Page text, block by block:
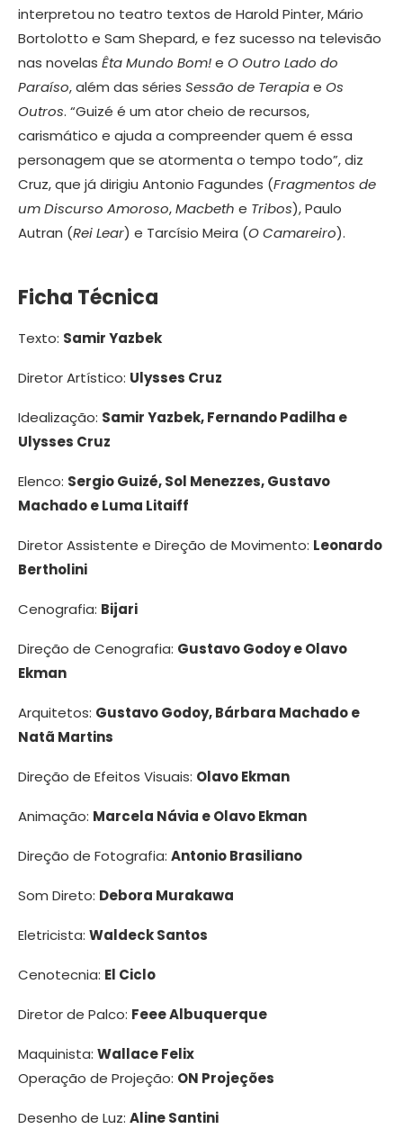
interpretou no teatro textos de Harold Pinter, Mário
Bortolotto e Sam Shepard, e fez sucesso na televisão
nas novelas Êta Mundo Bom!e O Outro Lado do
Paraíso, além das séries Sessão de Terapiae Os
Outros. “Guizé é um ator cheio de recursos,
carismático e ajuda a compreender quem é essa
personagem que se atormenta o tempo todo”, diz
Cruz, que já dirigiu Antonio Fagundes (Fragmentos de
um Discurso Amoroso,Macbeth e Tribos), Paulo
Autran (Rei Lear) e Tarcísio Meira (O Camareiro).
Ficha Técnica
Texto: Samir Yazbek
Diretor Artístico: Ulysses Cruz
Idealização: Samir Yazbek, Fernando Padilha e
Ulysses Cruz
Elenco: Sergio Guizé, Sol Menezzes, Gustavo
Machado e Luma Litaiff
Diretor Assistente e Direção de Movimento: Leonardo
Bertholini
Cenografia: Bijari
Direção de Cenografia: Gustavo Godoy e Olavo
Ekman
Arquitetos: Gustavo Godoy, Bárbara Machado e
Natã Martins
Direção de Efeitos Visuais: Olavo Ekman
Animação: Marcela Návia e Olavo Ekman
Direção de Fotografia: Antonio Brasiliano
Som Direto: Debora Murakawa
Eletricista: Waldeck Santos
Cenotecnia: El Ciclo
Diretor de Palco: Feee Albuquerque
Maquinista: Wallace Felix
Operação de Projeção: ON Projeções
Desenho de Luz: Aline Santini